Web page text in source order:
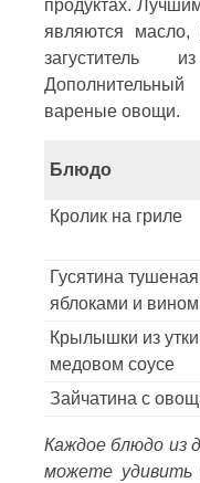
продуктах.
являются масло,
вареные овощи.
Блюдо
Кролик на гриле
Гусятина
яблоками и вином
Крылышки из
медовом соусе
Зайчатина с
Каждое блюдо из
можете удивить